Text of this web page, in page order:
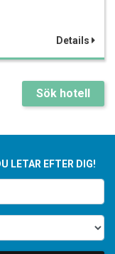
Details
Sök hotell
LETAR EFTER DIG!